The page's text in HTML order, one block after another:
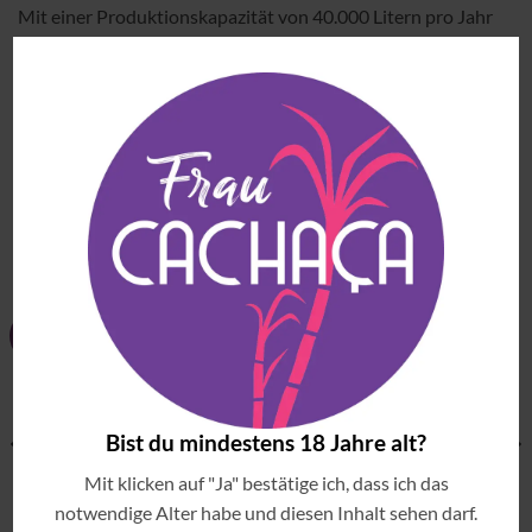
Bist du mindestens 18 Jahre alt?
Mit klicken auf "Ja" bestätige ich, dass ich das
notwendige Alter habe und diesen Inhalt sehen darf.
Mit einer Produktionskapazität von 40.000 Litern pro Jahr
Jede Cachaça erzählt eine Geschichte – das ist die von
ÄHNLICHE PRODUKTE
TOP PRODUKT!